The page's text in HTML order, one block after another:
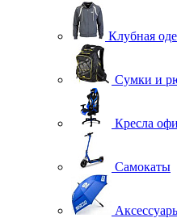
Клубная
Сумки и
Кресла
Самокаты